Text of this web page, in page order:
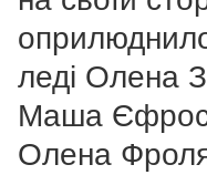
леді Олена
Маша
Олена